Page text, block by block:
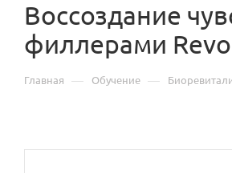
Воссоздание
филлерами
Главная — Обучение —